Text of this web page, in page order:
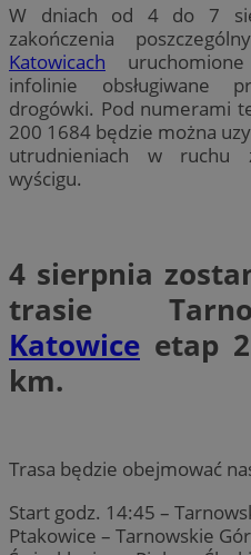
W dniach od 4 do 7
zakończenia
Katowicach
infolinie obsługiwane
drogówki. Pod numerami
200 1684 będzie można
utrudnieniach w ruchu
wyścigu.
4 sierpnia
trasie
Katowice etap
km.
Trasa będzie obejmować
Start godz. 14:45 –
Ptakowice – Tarnowskie